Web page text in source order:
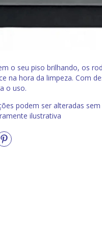
o seu piso brilhando, os
na hora da limpeza. Com
o uso.
podem ser alteradas
ilustrativa